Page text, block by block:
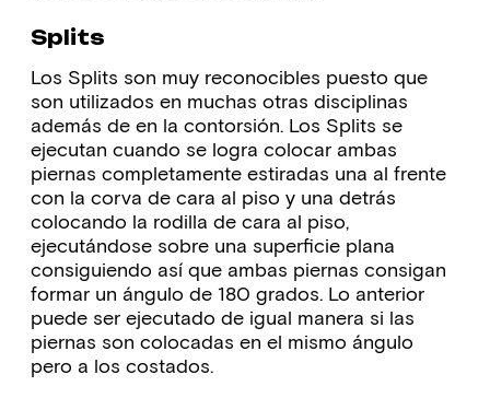
Splits
Los Splits son muy reconocibles puesto que
son utilizados en muchas otras disciplinas
además de en la contorsión. Los Splits se
ejecutan cuando se logra colocar ambas
piernas completamente estiradas una al frente
con la corva de cara al piso y una detrás
colocando la rodilla de cara al piso,
ejecutándose sobre una superficie plana
consiguiendo así que ambas piernas consigan
formar un ángulo de 180 grados. Lo anterior
puede ser ejecutado de igual manera si las
piernas son colocadas en el mismo ángulo
pero a los costados.